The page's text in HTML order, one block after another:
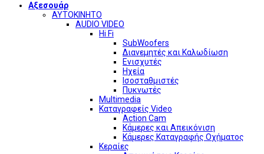
Αξεσουάρ
ΑΥΤΟΚΙΝΗΤΟ
AUDIO VIDEO
Hi Fi
SubWoofers
Διανεμητές και Καλωδίωση
Ενισχυτές
Ηχεία
Ισοσταθμιστές
Πυκνωτές
Multimedia
Καταγραφείς Video
Action Cam
Κάμερες και Απεικόνιση
Κάμερες Καταγραφής Οχήματος
Κεραίες